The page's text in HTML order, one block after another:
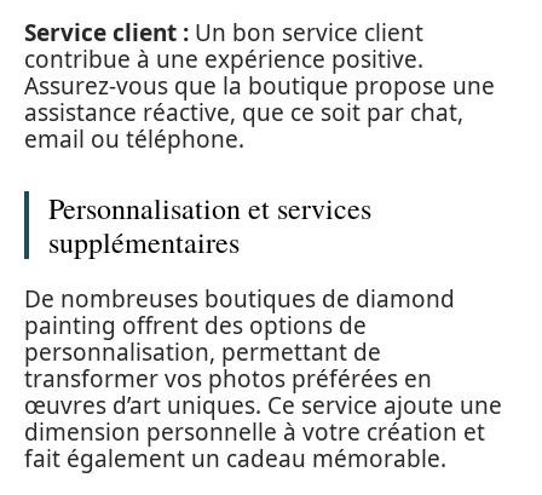
Service client : Un bon service client
contribue à une expérience positive.
Assurez-vous que la boutique propose une
assistance réactive, que ce soit par chat,
email ou téléphone.
Personnalisation et services
supplémentaires
De nombreuses boutiques de diamond
painting offrent des options de
personnalisation, permettant de
transformer vos photos préférées en
œuvres d’art uniques. Ce service ajoute une
dimension personnelle à votre création et
fait également un cadeau mémorable.